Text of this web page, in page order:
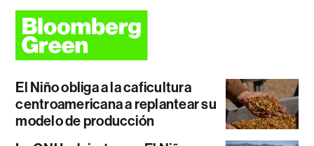
El Niño obliga a la caficultura
centroamericana a replantear su
modelo de producción